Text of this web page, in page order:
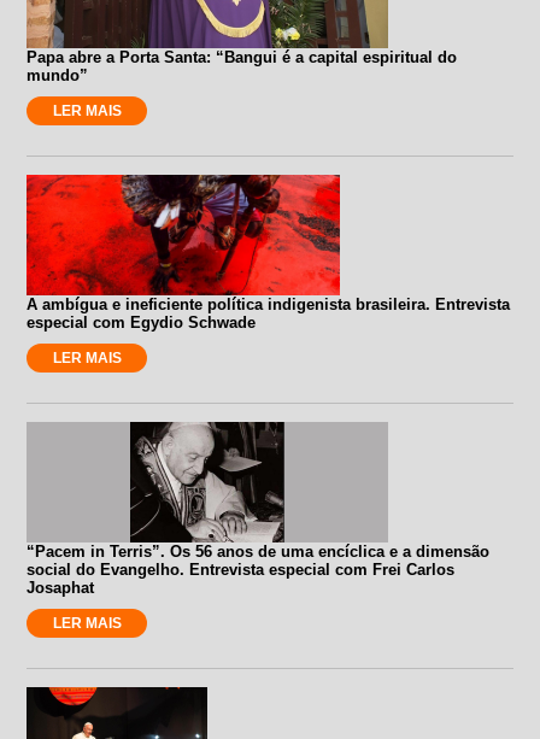
Papa abre a Porta Santa: “Bangui é a capital espiritual do
mundo”
LER MAIS
A ambígua e ineficiente política indigenista brasileira. Entrevista
especial com Egydio Schwade
LER MAIS
“Pacem in Terris”. Os 56 anos de uma encíclica e a dimensão
social do Evangelho. Entrevista especial com Frei Carlos
Josaphat
LER MAIS